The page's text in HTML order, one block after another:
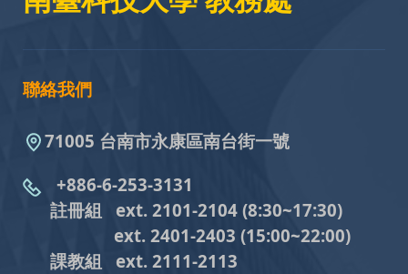
聯絡我們
71005 台南市永康區南台街一號
+886-6-253-3131
註冊組 ext. 2101-2104 (8:30~17:30)
ext. 2401-2403 (15:00~22:00)
課教組 ext. 2111-2113